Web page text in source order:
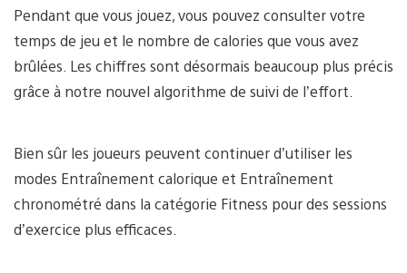
Pendant que vous jouez, vous pouvez consulter votre
temps de jeu et le nombre de calories que vous avez
brûlées. Les chiffres sont désormais beaucoup plus précis
grâce à notre nouvel algorithme de suivi de l’effort.
Bien sûr les joueurs peuvent continuer d’utiliser les
modes Entraînement calorique et Entraînement
chronométré dans la catégorie Fitness pour des sessions
d’exercice plus efficaces.